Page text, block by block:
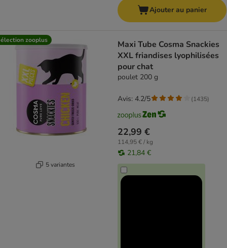
Ajouter au panier
zooplus
5 variantes
Maxi Tube Cosma Snackies
XXL friandises lyophilisées
pour chat
poulet 200 g
22,99 €
114,95 € / kg
21,84 €
Avis: 4.2/5 (1435)